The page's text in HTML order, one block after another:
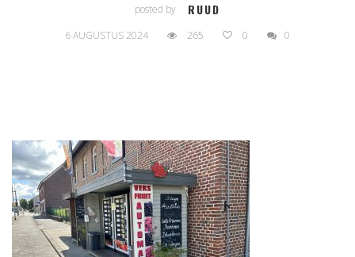
posted by RUUD
6 AUGUSTUS 2024 265 0 0